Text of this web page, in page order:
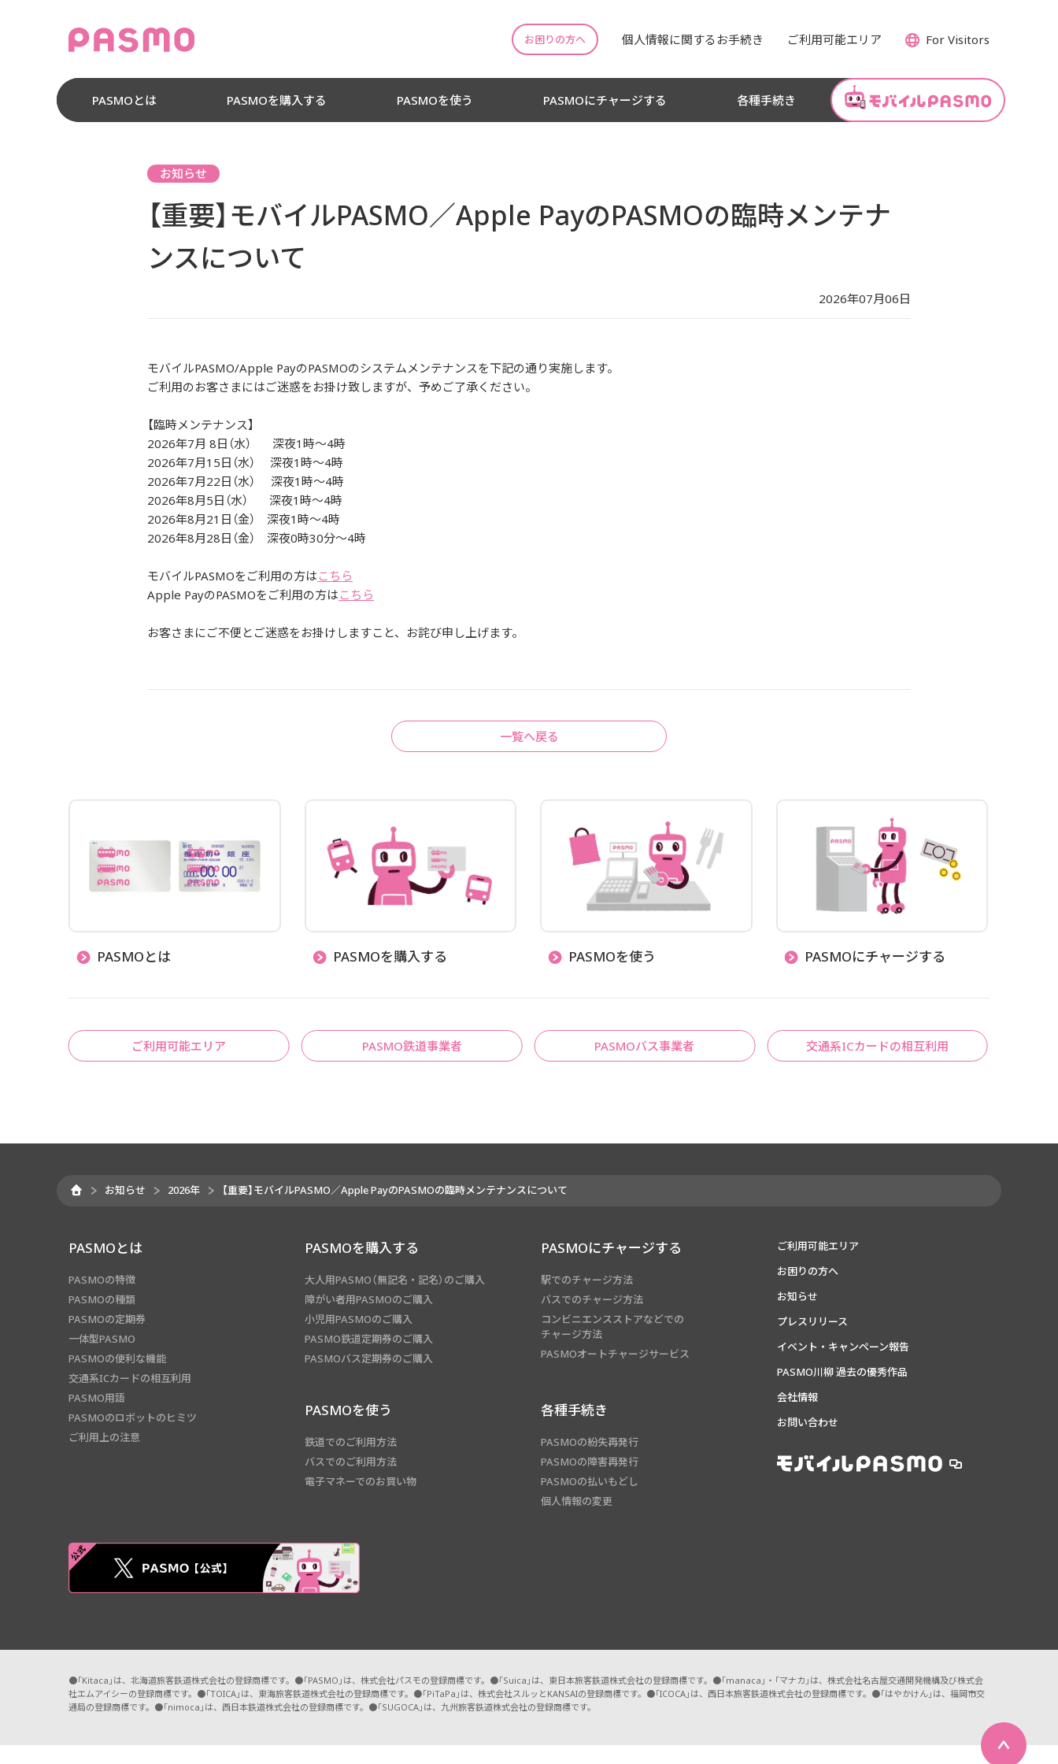
お困りの方へ 個人情報に関するお手続き ご利用可能エリア For Visitors
PASMOとは PASMOを購入する PASMOを使う PASMOにチャージする 各種手続き
【重要】モバイルPASMO／Apple PayのPASMOの臨時メンテナ
ンスについて
お知らせ
2026年07月06日
モバイルPASMO/Apple PayのPASMOのシステムメンテナンスを下記の通り実施します。
ご利用のお客さまにはご迷惑をお掛け致しますが、予めご了承ください。
【臨時メンテナンス】
2026年7月 8日（水） 深夜1時～4時
2026年7月15日（水） 深夜1時～4時
2026年7月22日（水） 深夜1時～4時
2026年8月5日（水） 深夜1時～4時
2026年8月21日（金） 深夜1時～4時
2026年8月28日（金） 深夜0時30分～4時
モバイルPASMOをご利用の方は こちら
Apple PayのPASMOをご利用の方は こちら
お客さまにご不便とご迷惑をお掛けしますこと、お詫び申し上げます。
一覧へ戻る
PASMOとは PASMOを購入する PASMOを使う PASMOにチャージする
ご利用可能エリア PASMO鉄道事業者 PASMOバス事業者 交通系ICカードの相互利用
お知らせ 2026年 【重要】モバイルPASMO／Apple PayのPASMOの臨時メンテナンスについて
PASMOとは
PASMOの特徴
PASMOの種類
PASMOの定期券
一体型PASMO
PASMOの便利な機能
交通系ICカードの相互利用
PASMO用語
PASMOのロボットのヒミツ
ご利用上の注意
PASMOを購入する
大人用PASMO（無記名・記名）のご購入
障がい者用PASMOのご購入
小児用PASMOのご購入
PASMO鉄道定期券のご購入
PASMOバス定期券のご購入
PASMOを使う
鉄道でのご利用方法
バスでのご利用方法
電子マネーでのお買い物
PASMOにチャージする
駅でのチャージ方法
バスでのチャージ方法
コンビニエンスストアなどでの
チャージ方法
PASMOオートチャージサービス
各種手続き
PASMOの紛失再発行
PASMOの障害再発行
PASMOの払いもどし
個人情報の変更
ご利用可能エリア
お困りの方へ
お知らせ
プレスリリース
イベント・キャンペーン報告
PASMO川柳 過去の優秀作品
会社情報
お問い合わせ
●「Kitaca」は、北海道旅客鉄道株式会社の登録商標です。●「PASMO」は、株式会社パスモの登録商標です。●「Suica」は、東日本旅客鉄道株式会社の登録商標です。●「manaca」・「マナカ」は、株式会社名古屋交通開発機構及び株式会
社エムアイシーの登録商標です。●「TOICA」は、東海旅客鉄道株式会社の登録商標です。●「PiTaPa」は、株式会社スルッとKANSAIの登録商標です。●「ICOCA」は、西日本旅客鉄道株式会社の登録商標です。●「はやかけん」は、福岡市交
通局の登録商標です。●「nimoca」は、西日本鉄道株式会社の登録商標です。●「SUGOCA」は、九州旅客鉄道株式会社の登録商標です。